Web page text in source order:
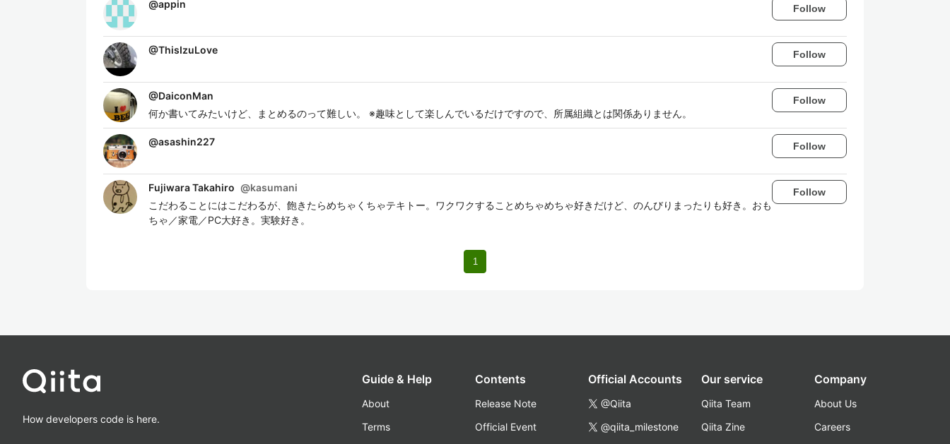
@appin Follow
@ThisIzuLove Follow
@DaiconMan
何か書いてみたいけど、まとめるのって難しい。 ※趣味として楽しんでいるだけですので、所属組織とは関係ありません。
Follow
@asashin227 Follow
Fujiwara Takahiro @kasumani
こだわることにはこだわるが、飽きたらめちゃくちゃテキトー。ワクワクすることめちゃめちゃ好きだけど、のんびりまったりも好き。おも
ちゃ／家電／PC大好き。実験好き。
Follow
1
How developers code is here.
Guide & Help
About
Terms
Contents
Release Note
Official Event
Official Accounts
@Qiita
@qiita_milestone
Our service
Qiita Team
Qiita Zine
Company
About Us
Careers